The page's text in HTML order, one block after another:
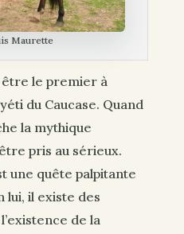
Maurette
être le premier à
du Caucase. Quand
la mythique
pris au sérieux.
une quête palpitante
lui, il existe des
de la